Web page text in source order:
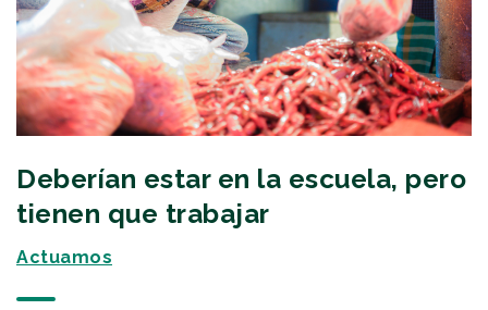
Deberían estar en la escuela, pero
tienen que trabajar
Actuamos